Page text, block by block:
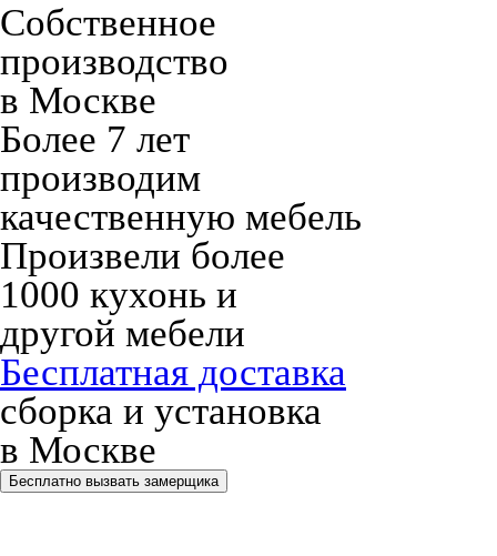
Собственное
производство
в Москве
Более 7 лет
производим
качественную мебель
Произвели более
1000 кухонь и
другой мебели
Бесплатная доставка
сборка и установка
в Москве
Бесплатно вызвать замерщика